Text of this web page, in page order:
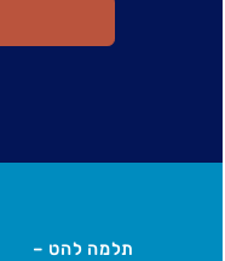
תלמה להט –